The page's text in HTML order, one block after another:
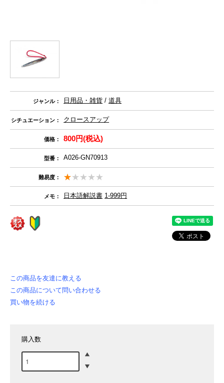
ジャンル： 日用品・雑貨 /道具
シチュエーション： クロースアップ
価格： 800円(税込)
型番： A026-GN70913
難易度：
メモ： 日本語解説書 1-999円
この商品を友達に教える
この商品について問い合わせる
買い物を続ける
購入数